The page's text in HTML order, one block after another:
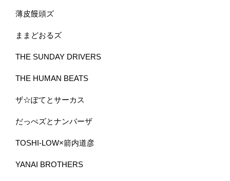
薄皮饅頭ズ
ままどおるズ
THE SUNDAY DRIVERS
THE HUMAN BEATS
ザ☆ぽてとサーカス
だっぺズとナンバーザ
TOSHI-LOW×箭内道彦
YANAI BROTHERS